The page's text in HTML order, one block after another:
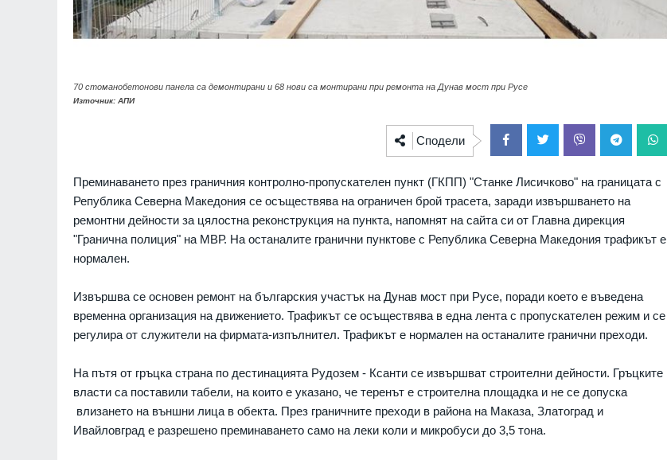
70 стоманобетонови панела са демонтирани и 68 нови са монтирани при ремонта на Дунав мост при Русе
Източник: АПИ
Сподели
Преминаването през граничния контролно-пропускателен пункт (ГКПП) "Станке Лисичково" на границата с
Република Северна Македония се осъществява на ограничен брой трасета, заради извършването на
ремонтни дейности за цялостна реконструкция на пункта, напомнят на сайта си от Главна дирекция
"Гранична полиция" на МВР. На останалите гранични пунктове с Република Северна Македония трафикът е
нормален.
Извършва се основен ремонт на българския участък на Дунав мост при Русе, поради което е въведена
временна организация на движението. Трафикът се осъществява в една лента с пропускателен режим и се
регулира от служители на фирмата-изпълнител. Трафикът е нормален на останалите гранични преходи.
На пътя от гръцка страна по дестинацията Рудозем - Ксанти се извършват строителни дейности. Гръцките
власти са поставили табели, на които е указано, че теренът е строителна площадка и не се допуска
влизането на външни лица в обекта. През граничните преходи в района на Маказа, Златоград и
Ивайловград е разрешено преминаването само на леки коли и микробуси до 3,5 тона.
план на Путин -
Призоваха Запада за акция на
специални части в Русия за
"Галъп": 52% с критично
отношение към външната